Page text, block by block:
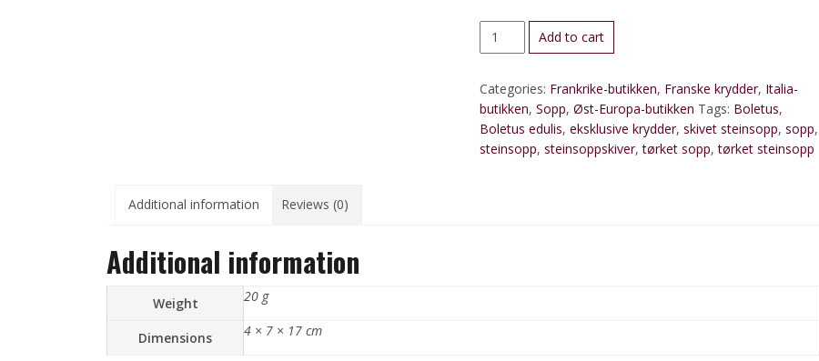
Steinsopp,
skivet
tørket
(import)
quantity
Add to cart
Categories: Frankrike-butikken, Franske krydder, Italia-
butikken, Sopp, Øst-Europa-butikken Tags: Boletus,
Boletus edulis, eksklusive krydder, skivet steinsopp, sopp,
steinsopp, steinsoppskiver,tørket sopp,tørket steinsopp
Additional information Reviews (0)
Additional information
Weight 20 g
Dimensions 4 × 7 × 17 cm